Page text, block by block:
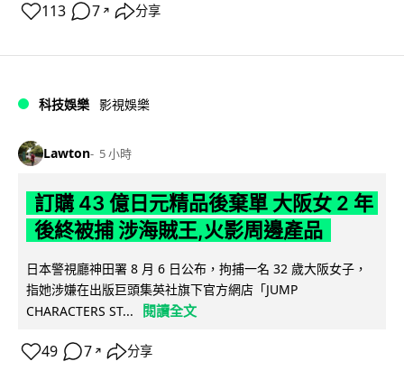
113 7 ↗ 分享
科技娛樂 影視娛樂
Lawton 5 小時
訂購 43 億日元精品後棄單 大阪女 2 年
後終被捕 涉海賊王,火影周邊產品
日本警視廳神田署 8 月 6 日公布，拘捕一名 32 歲大阪女子，
指她涉嫌在出版巨頭集英社旗下官方網店「JUMP
CHARACTERS ST...
閱讀全文
49 7 ↗ 分享